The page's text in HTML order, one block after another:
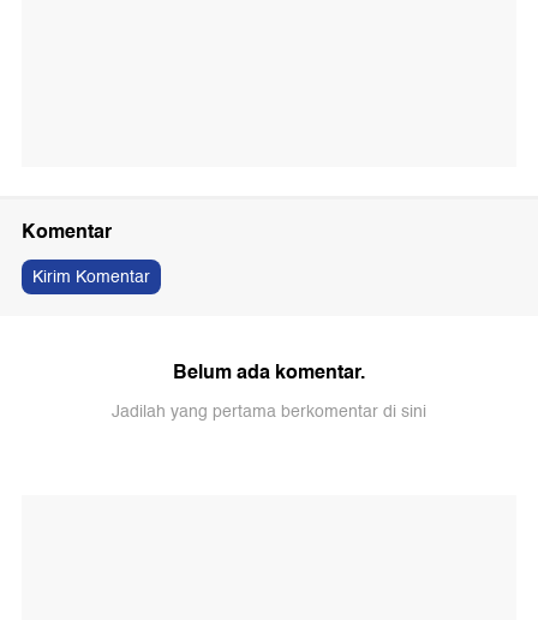
Komentar
Kirim Komentar
Belum ada komentar.
Jadilah yang pertama berkomentar di sini